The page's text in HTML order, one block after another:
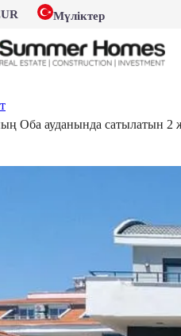
Мүліктер
Оба ауданында сатылатын 2